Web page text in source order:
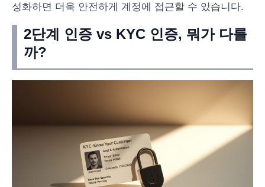
성화하면 더욱 안전하게 계정에 접근할 수 있습니다.
2단계 인증 vs KYC 인증, 뭐가 다를
까?